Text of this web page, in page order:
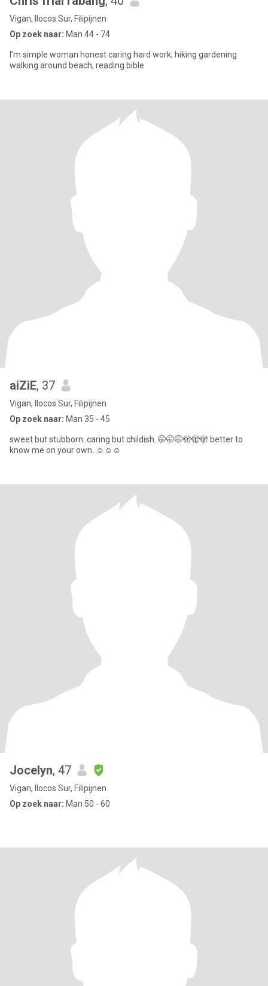
Vigan, Ilocos Sur, Filipijnen
Op zoek naar: Man 44 - 74
I'm simple woman honest caring hard work, hiking gardening
walking around beach, reading bible
aiZiE, 37
Vigan, Ilocos Sur, Filipijnen
Op zoek naar: Man 35 - 45
sweet but stubborn..caring but childish..🤭🤭🤭🫣🫣🫣 better to
know me on your own..☺️☺️☺️
Jocelyn, 47
Vigan, Ilocos Sur, Filipijnen
Op zoek naar: Man 50 - 60